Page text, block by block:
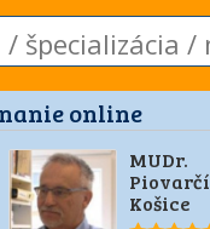
online
MUDr.
Košice